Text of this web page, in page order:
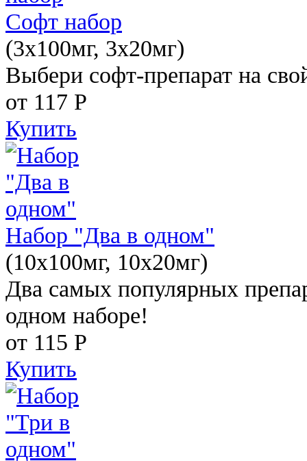
Софт набор
(3x100мг, 3x20мг)
Выбери софт-препарат на
от 117 Р
Купить
Набор "Два в одном"
(10x100мг, 10x20мг)
Два самых популярных
одном наборе!
от 115 Р
Купить